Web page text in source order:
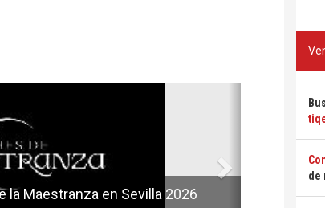
Maestranza en Sevilla 2026
de